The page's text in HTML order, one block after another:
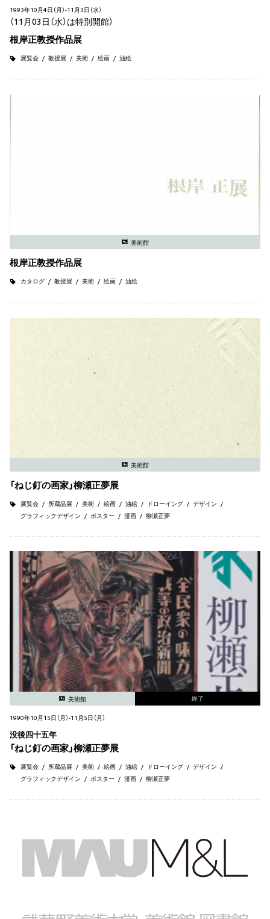
1993年10月4日（月）-11月3日（水）
（11月03日（水）は特別開館）
根岸正教授作品展
展覧会 教授展 美術 絵画 油絵
美術館
根岸正教授作品展
カタログ 教授展 美術 絵画 油絵
美術館
「ねじ釘の画家」柳瀬正夢展
展覧会 所蔵品展 美術 絵画 油絵 ドローイング
デザイン
グラフィックデザイン
ポスター 漫画 柳瀬正夢
美術館 終了
1990年10月15日（月）-11月5日（月）
没後四十五年
「ねじ釘の画家」柳瀬正夢展
展覧会 所蔵品展 美術 絵画 油絵 ドローイング
デザイン
グラフィックデザイン
ポスター 漫画 柳瀬正夢